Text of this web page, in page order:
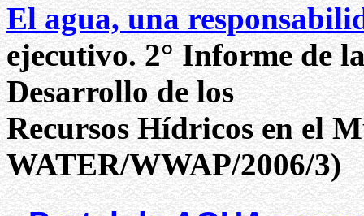
El agua, una
ejecutivo. 2° Informe de
Desarrollo de los
Recursos Hídricos en el
WATER/WWAP/2006/3)